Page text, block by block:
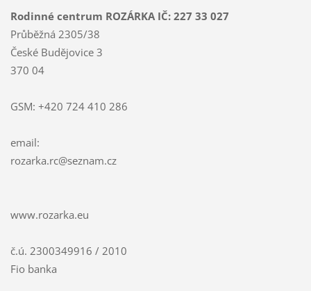
Rodinné centrum ROZÁRKA IČ: 227 33 027
Průběžná 2305/38
České Budějovice 3
370 04
GSM: +420 724 410 286
email:
rozarka.rc@seznam.cz
www.rozarka.eu
č.ú. 2300349916 / 2010
Fio banka